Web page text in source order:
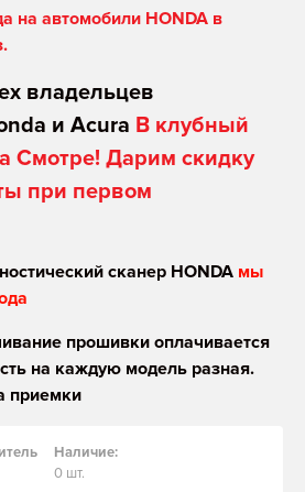
на автомобили HONDA в
владельцев
и Acura В клубный
Смотре! Дарим скидку
при первом
сканер HONDA мы
прошивки оплачивается
на каждую модель разная.
приемки
Наличие:
0 шт.